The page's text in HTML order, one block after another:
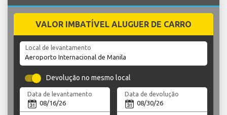
VALOR IMBATÍVEL ALUGUER DE CARRO
Local de levantamento
Devolução no mesmo local
Data de levantamento Data de devolução